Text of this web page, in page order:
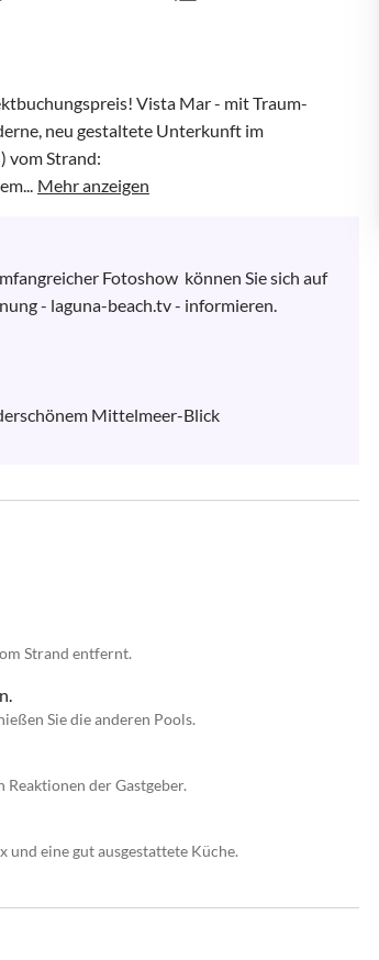
Vista Mar - mit Traum-
neu gestaltete Unterkunft im
vom Strand:
Mehr anzeigen
Fotoshow  können Sie sich auf
- laguna-beach.tv - informieren.
Mittelmeer-Blick
Strand entfernt.
Sie die anderen Pools.
der Gastgeber.
eine gut ausgestattete Küche.